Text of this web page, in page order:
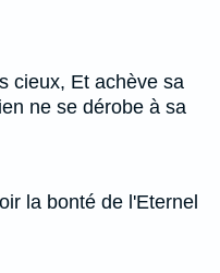
cieux, Et achève sa
ne se dérobe à sa
la bonté de l'Eternel